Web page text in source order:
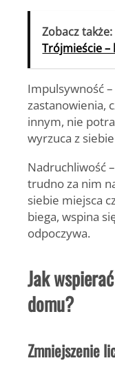
Zobacz także:
Trójmieście
Impulsywność
zastanowienia,
innym, nie
wyrzuca z
Nadruchliwość
trudno za nim
siebie miejsca
biega, wspina
odpoczywa.
Jak
domu?
Zmniejszenie